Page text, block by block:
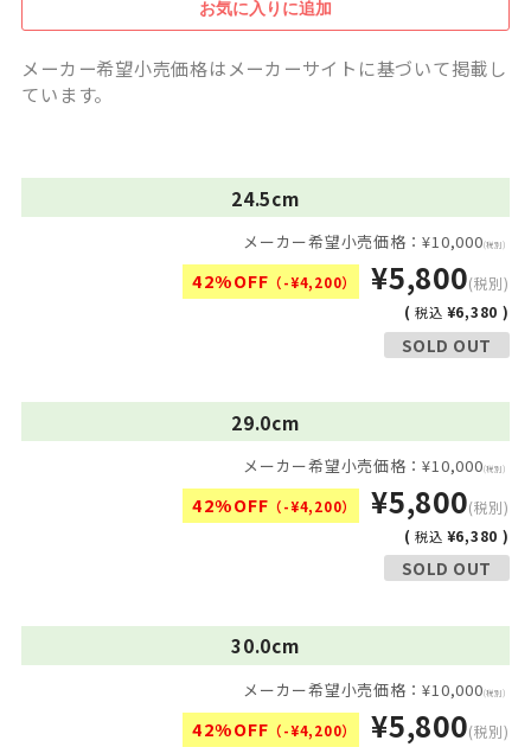
メーカー希望小売価格はメーカーサイトに基づいて掲載し
ています。
24.5cm
メーカー希望小売価格：¥10,000(税別)
42%OFF （-¥4,200） ¥5,800(税別)
(税込 ¥6,380 )
SOLD OUT
29.0cm
メーカー希望小売価格：¥10,000(税別)
42%OFF （-¥4,200） ¥5,800(税別)
(税込 ¥6,380 )
SOLD OUT
30.0cm
メーカー希望小売価格：¥10,000(税別)
42%OFF （-¥4,200） ¥5,800(税別)